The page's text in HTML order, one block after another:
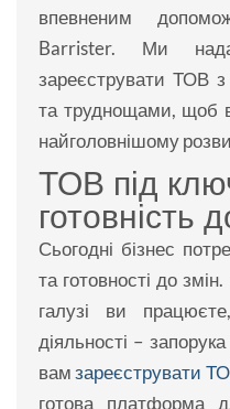
впевненим
Barrister. Ми
зареєструвати ТОВ
та труднощами, щоб
найголовнішому
ТОВ під
готовність
Сьогодні бізнес
та готовності до
галузі ви
діяльності –
вамзареєструвати
готова платформа